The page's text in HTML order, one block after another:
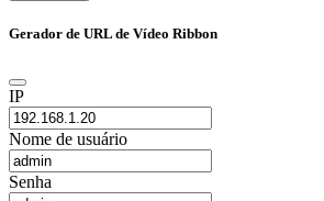
Gerador de URL de Vídeo Ribbon
IP
Nome de usuário
Senha